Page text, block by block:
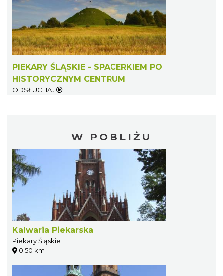
PIEKARY ŚLĄSKIE - SPACERKIEM PO
HISTORYCZNYM CENTRUM
ODSŁUCHAJ
W POBLIŻU
Kalwaria Piekarska
Piekary Śląskie
0.50 km